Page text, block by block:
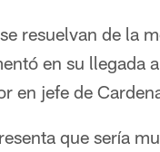
resuelvan de la
en su llegada
en jefe de
que sería